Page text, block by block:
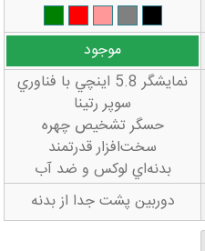
موجود
نمايشگر 5.8 اينچي با فناوري
سوپر رتينا
حسگر تشخيص چهره
سخت‌افزار قدرتمند
بدنه‌اي لوکس و ضد آب
دوربین پشت جدا از بدنه